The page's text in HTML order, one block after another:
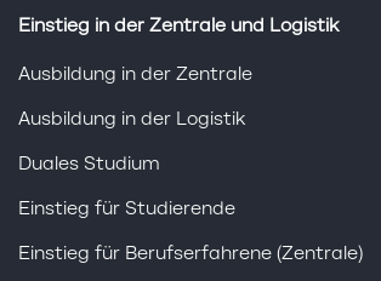
Einstieg in der Zentrale und Logistik
Ausbildung in der Zentrale
Ausbildung in der Logistik
Duales Studium
Einstieg für Studierende
Einstieg für Berufserfahrene (Zentrale)